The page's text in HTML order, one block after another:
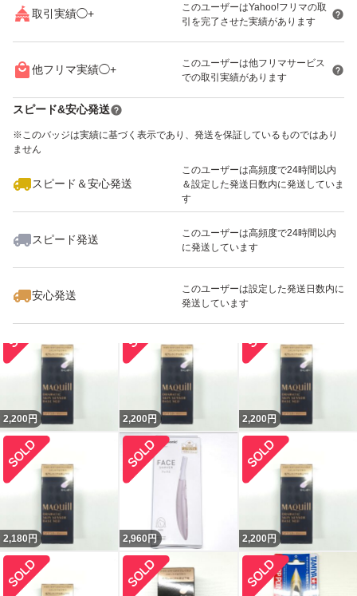
取引実績◯+
このユーザーはYahoo!フリマの取
引を完了させた実績があります
他フリマ実績◯+
このユーザーは他フリマサービス
での取引実績があります
スピード&安心発送
※このバッジは実績に基づく表示であり、発送を保証しているものではあり
ません
スピード＆安心発送
このユーザーは高頻度で24時間以内
＆設定した発送日数内に発送していま
す
スピード発送
このユーザーは高頻度で24時間以内
に発送しています
安心発送
このユーザーは設定した発送日数内に
発送しています
2,180 2,180 円
2,200円 3,000 3,000円
2,200円 2,980
2,200 円 2,200 円 2,200 円
2,180 円 2,960 円 2,200 円